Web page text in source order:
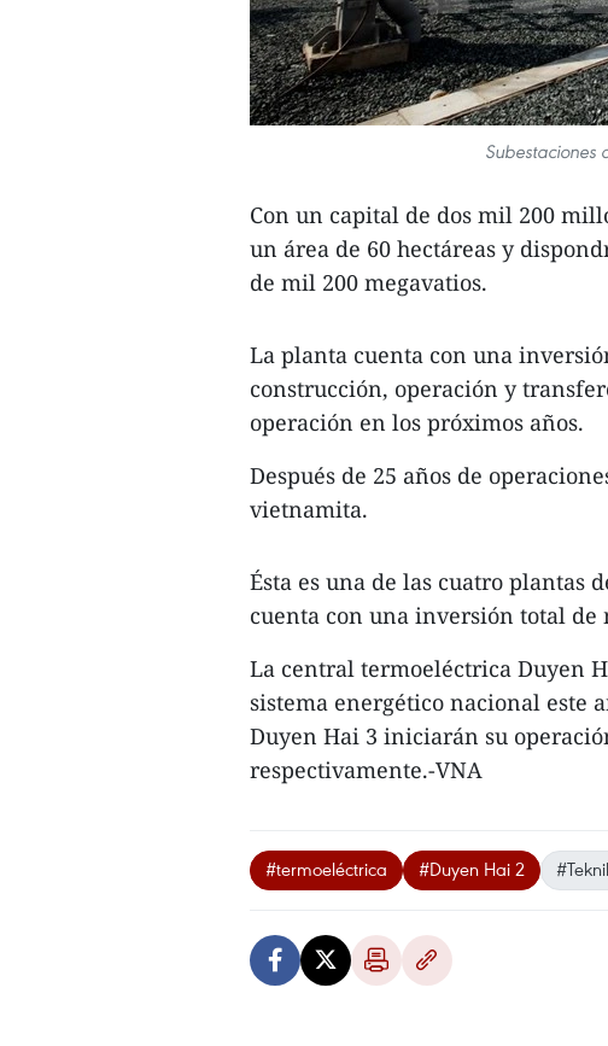
Subestaciones
Con un capital de dos mil 200
un área de 60 hectáreas y
de mil 200 megavatios.
La planta cuenta con una
construcción, operación y
operación en los próximos años.
Después de 25 años de
vietnamita.
Ésta es una de las cuatro plantas
cuenta con una inversión total
La central termoeléctrica Duyen
sistema energético nacional este
Duyen Hai 3 iniciarán su
respectivamente.-VNA
#termoeléctrica #Duyen Hai 2